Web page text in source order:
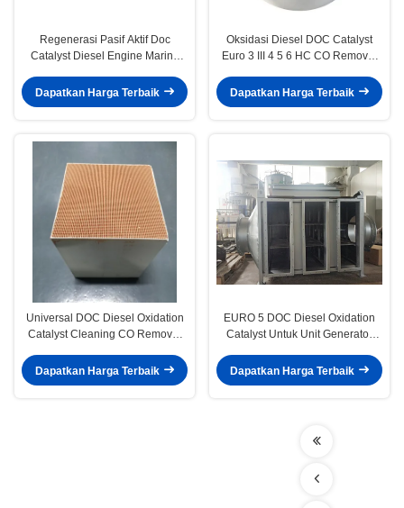
Regenerasi Pasif Aktif Doc
Catalyst Diesel Engine Marine
Dapatkan Harga Terbaik
Oksidasi Diesel DOC Catalyst
Euro 3 III 4 5 6 HC CO Removal
Dapatkan Harga Terbaik
Universal DOC Diesel Oxidation
Catalyst Cleaning CO Removal
Dapatkan Harga Terbaik
EURO 5 DOC Diesel Oxidation
Catalyst Untuk Unit Generator
Dapatkan Harga Terbaik